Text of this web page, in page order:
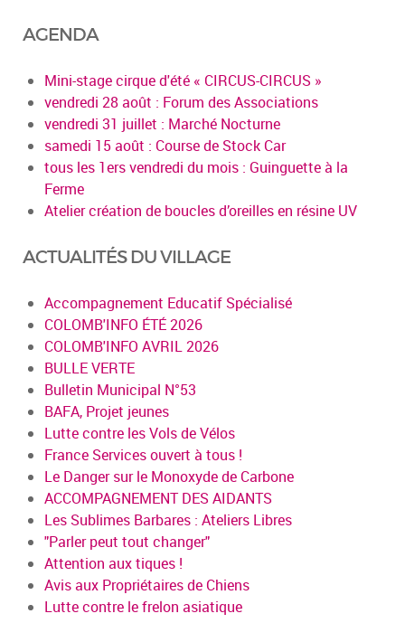
AGENDA
Mini-stage cirque d'été « CIRCUS-CIRCUS »
vendredi 28 août : Forum des Associations
vendredi 31 juillet : Marché Nocturne
samedi 15 août : Course de Stock Car
tous les 1ers vendredi du mois : Guinguette à la
Ferme
Atelier création de boucles d’oreilles en résine UV
ACTUALITÉS DU VILLAGE
Accompagnement Educatif Spécialisé
COLOMB'INFO ÉTÉ 2026
COLOMB'INFO AVRIL 2026
BULLE VERTE
Bulletin Municipal N°53
BAFA, Projet jeunes
Lutte contre les Vols de Vélos
France Services ouvert à tous !
Le Danger sur le Monoxyde de Carbone
ACCOMPAGNEMENT DES AIDANTS
Les Sublimes Barbares : Ateliers Libres
"Parler peut tout changer"
Attention aux tiques !
Avis aux Propriétaires de Chiens
Lutte contre le frelon asiatique